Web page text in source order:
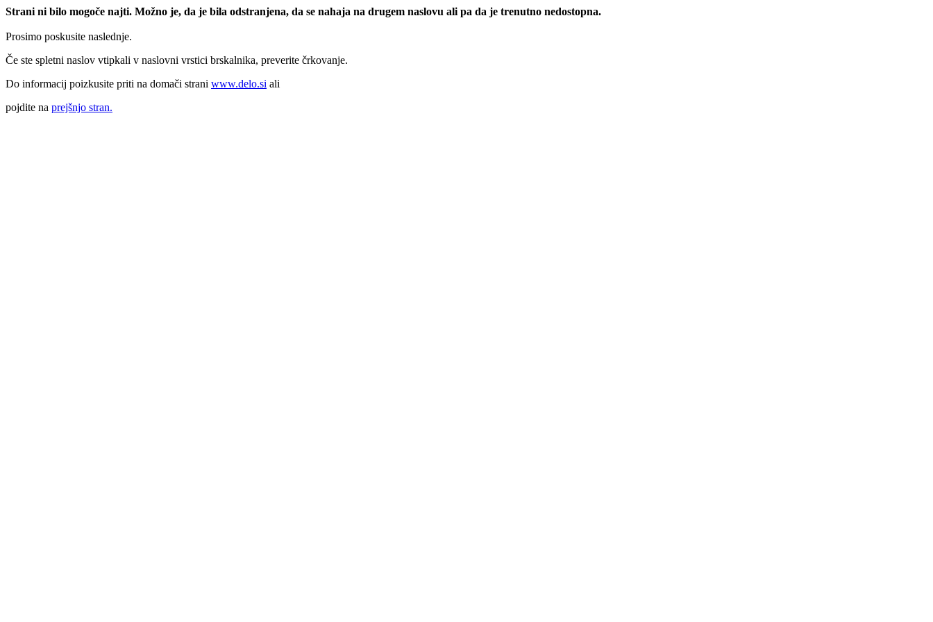
Strani ni bilo mogoče najti. Možno je, da je bila odstranjena, da se nahaja na drugem naslovu ali pa da je trenutno nedostopna.
Prosimo poskusite naslednje.
Če ste spletni naslov vtipkali v naslovni vrstici brskalnika, preverite črkovanje.
Do informacij poizkusite priti na domači strani www.delo.si ali
pojdite na prejšnjo stran.